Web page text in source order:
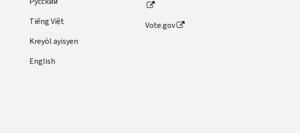
Tiếng Việt
Kreyòl ayisyen
English
Vote.gov